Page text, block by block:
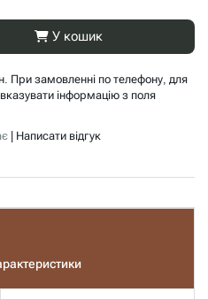
У кошик
При замовленні по телефону, для
інформацію з поля
Написати відгук